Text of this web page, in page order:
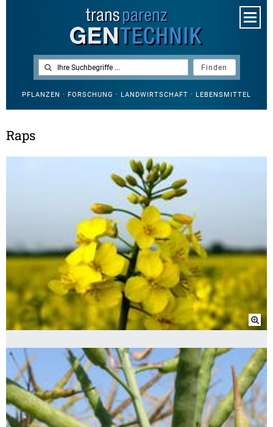
PFLANZEN · FORSCHUNG · LANDWIRTSCHAFT · LEBENSMITTEL
Raps